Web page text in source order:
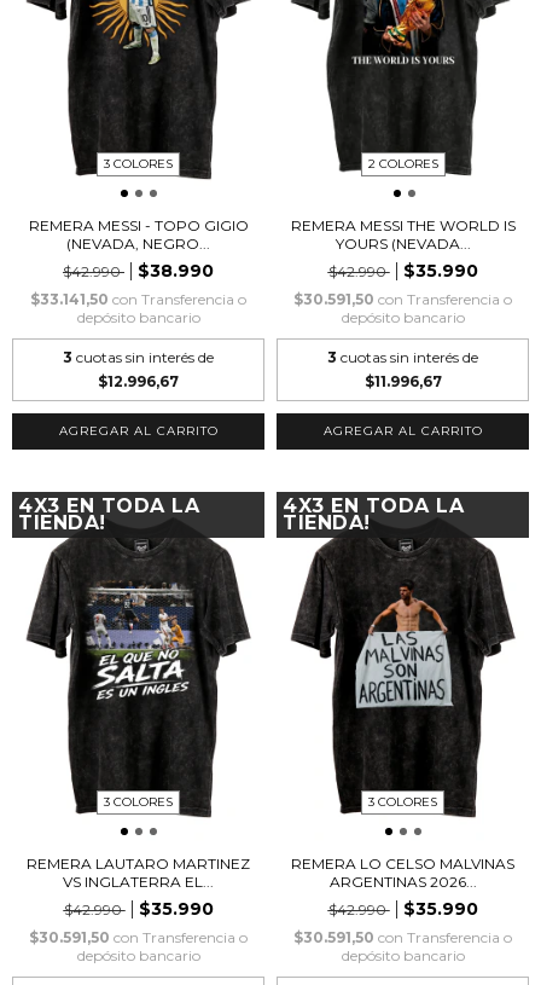
3 COLORES
REMERA MESSI - TOPO GIGIO
(NEVADA, NEGRO...
$42.990
$38.990
$33.141,50 con Transferencia o
depósito bancario
3 cuotas sin interés de
$12.996,67
AGREGAR AL CARRITO
2 COLORES
REMERA MESSI THE WORLD IS
YOURS (NEVADA...
$42.990
$35.990
$30.591,50 con Transferencia o
depósito bancario
3 cuotas sin interés de
$11.996,67
AGREGAR AL CARRITO
4X3 EN TODA LA
TIENDA!
3 COLORES
REMERA LAUTARO MARTINEZ
VS INGLATERRA EL...
$42.990
$35.990
$30.591,50 con Transferencia o
depósito bancario
4X3 EN TODA LA
TIENDA!
3 COLORES
REMERA LO CELSO MALVINAS
ARGENTINAS 2026...
$42.990
$35.990
$30.591,50 con Transferencia o
depósito bancario